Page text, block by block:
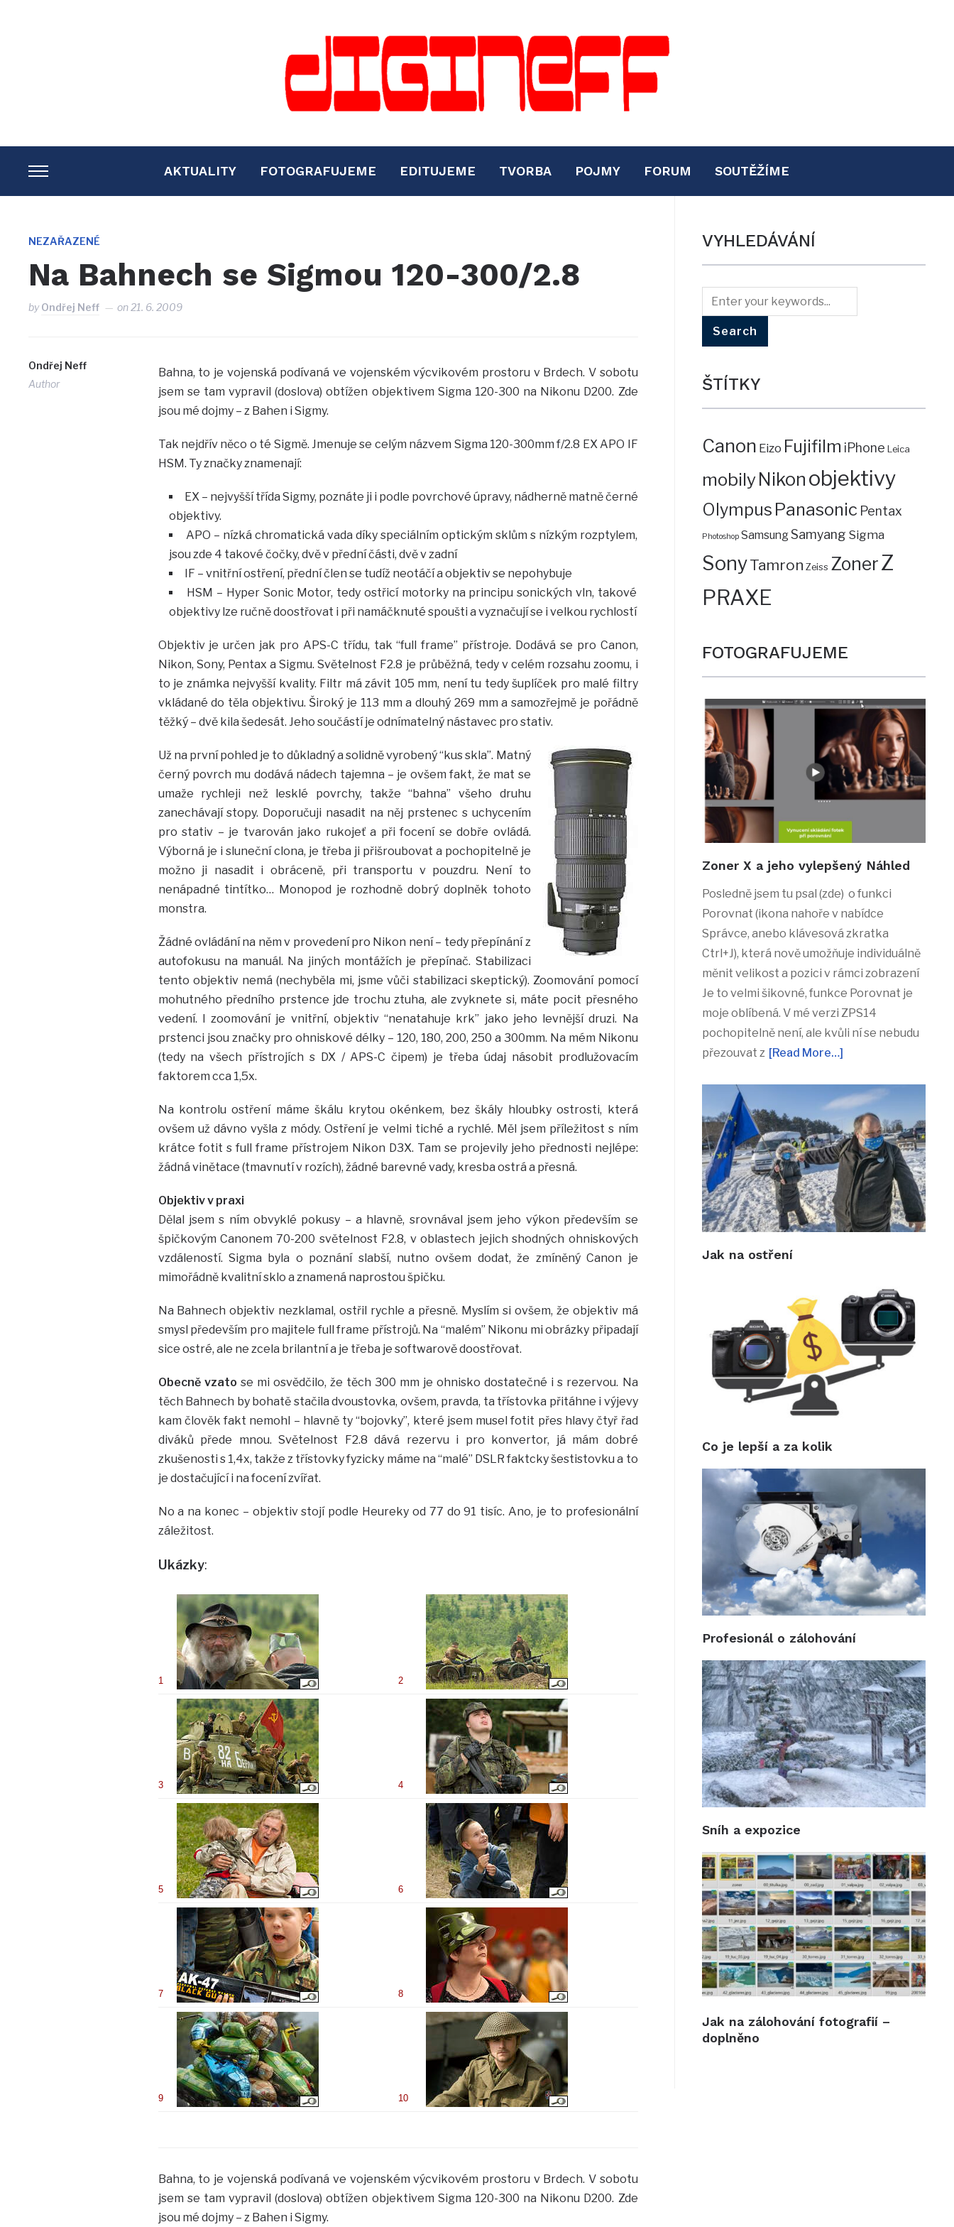
TOGGLE
SIDEBAR
NAVIGATION
AKTUALITY FOTOGRAFUJEME EDITUJEME TVORBA POJMY FORUM SOUTĚŽÍME
NEZAŘAZENÉ
Na Bahnech se Sigmou 120-300/2.8
byOndřej Neff on21. 6. 2009
Ondřej Neff
Author
Bahna, to je vojenská podívaná ve vojenském výcvikovém prostoru v Brdech. V sobotu
jsem se tam vypravil (doslova) obtížen objektivem Sigma 120-300 na Nikonu D200. Zde
jsou mé dojmy – z Bahen i Sigmy.
Tak nejdřív něco o té Sigmě. Jmenuje se celým názvem Sigma 120-300mm f/2.8 EX APO IF
HSM. Ty značky znamenají:
EX – nejvyšší třída Sigmy, poznáte ji i podle povrchové úpravy, nádherně matně černé
objektivy.
APO – nízká chromatická vada díky speciálním optickým sklům s nízkým rozptylem,
jsou zde 4 takové čočky, dvě v přední části, dvě v zadní
IF – vnitřní ostření, přední člen se tudíž neotáčí a objektiv se nepohybuje
HSM – Hyper Sonic Motor, tedy ostřicí motorky na principu sonických vln, takové
objektivy lze ručně doostřovat i při namáčknuté spoušti a vyznačují se i velkou rychlostí
Objektiv je určen jak pro APS-C třídu, tak “full frame” přístroje. Dodává se pro Canon,
Nikon, Sony, Pentax a Sigmu. Světelnost F2.8 je průběžná, tedy v celém rozsahu zoomu, i
to je známka nejvyšší kvality. Filtr má závit 105 mm, není tu tedy šuplíček pro malé filtry
vkládané do těla objektivu. Široký je 113 mm a dlouhý 269 mm a samozřejmě je pořádně
těžký – dvě kila šedesát. Jeho součástí je odnímatelný nástavec pro stativ.
Už na první pohled je to důkladný a solidně vyrobený “kus skla”. Matný
černý povrch mu dodává nádech tajemna – je ovšem fakt, že mat se
umaže rychleji než lesklé povrchy, takže “bahna” všeho druhu
zanechávají stopy. Doporučuji nasadit na něj prstenec s uchycením
pro stativ – je tvarován jako rukojeť a při focení se dobře ovládá.
Výborná je i sluneční clona, je třeba ji přišroubovat a pochopitelně je
možno ji nasadit i obráceně, při transportu v pouzdru. Není to
nenápadné tintítko… Monopod je rozhodně dobrý doplněk tohoto
monstra.
Žádné ovládání na něm v provedení pro Nikon není – tedy přepínání z
autofokusu na manuál. Na jiných montážích je přepínač. Stabilizaci
tento objektiv nemá (nechyběla mi, jsme vůči stabilizaci skeptický). Zoomování pomocí
mohutného předního prstence jde trochu ztuha, ale zvyknete si, máte pocit přesného
vedení. I zoomování je vnitřní, objektiv “nenatahuje krk” jako jeho levnější druzi. Na
prstenci jsou značky pro ohniskové délky – 120, 180, 200, 250 a 300mm. Na mém Nikonu
(tedy na všech přístrojích s DX / APS-C čipem) je třeba údaj násobit prodlužovacím
faktorem cca 1,5x.
Na kontrolu ostření máme škálu krytou okénkem, bez škály hloubky ostrosti, která
ovšem už dávno vyšla z módy. Ostření je velmi tiché a rychlé. Měl jsem příležitost s ním
krátce fotit s full frame přístrojem Nikon D3X. Tam se projevily jeho přednosti nejlépe:
žádná vinětace (tmavnutí v rozích), žádné barevné vady, kresba ostrá a přesná.
Objektiv v praxi
Dělal jsem s ním obvyklé pokusy – a hlavně, srovnával jsem jeho výkon především se
špičkovým Canonem 70-200 světelnost F2.8, v oblastech jejich shodných ohniskových
vzdáleností. Sigma byla o poznání slabší, nutno ovšem dodat, že zmíněný Canon je
mimořádně kvalitní sklo a znamená naprostou špičku.
Na Bahnech objektiv nezklamal, ostřil rychle a přesně. Myslím si ovšem, že objektiv má
smysl především pro majitele full frame přístrojů. Na “malém” Nikonu mi obrázky připadají
sice ostré, ale ne zcela brilantní a je třeba je softwarově doostřovat.
Obecně vzato se mi osvědčilo, že těch 300 mm je ohnisko dostatečné i s rezervou. Na
těch Bahnech by bohatě stačila dvoustovka, ovšem, pravda, ta třístovka přitáhne i výjevy
kam člověk fakt nemohl – hlavně ty “bojovky”, které jsem musel fotit přes hlavy čtyř řad
diváků přede mnou. Světelnost F2.8 dává rezervu i pro konvertor, já mám dobré
zkušenosti s 1,4x, takže z třístovky fyzicky máme na “malé” DSLR faktcky šestistovku a to
je dostačující i na focení zvířat.
No a na konec – objektiv stojí podle Heureky od 77 do 91 tisíc. Ano, je to profesionální
záležitost.
Ukázky:
1 2
3 4
5 6
7 8
9 10
Bahna, to je vojenská podívaná ve vojenském výcvikovém prostoru v Brdech. V sobotu
jsem se tam vypravil (doslova) obtížen objektivem Sigma 120-300 na Nikonu D200. Zde
jsou mé dojmy – z Bahen i Sigmy.
VYHLEDÁVÁNÍ
ŠTÍTKY
Canon Eizo Fujifilm iPhone Leica
mobilyNikon objektivy
Olympus Panasonic Pentax
Photoshop SamsungSamyang Sigma
SonyTamron Zeiss ZonerZ
PRAXE
FOTOGRAFUJEME
Zoner X a jeho vylepšený Náhled
Posledně jsem tu psal (zde) o funkci
Porovnat (ikona nahoře v nabídce
Správce, anebo klávesová zkratka
Ctrl+J), která nově umožňuje individuálně
měnit velikost a pozici v rámci zobrazení
Je to velmi šikovné, funkce Porovnat je
moje oblíbená. V mé verzi ZPS14
pochopitelně není, ale kvůli ní se nebudu
přezouvat z [Read More…]
Jak na ostření
Co je lepší a za kolik
Profesionál o zálohování
Sníh a expozice
Jak na zálohování fotografií –
doplněno